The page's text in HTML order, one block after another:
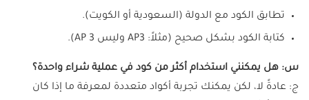
تطابق الكود مع الدولة (السعودية أو الكويت).
كتابة الكود بشكل صحيح (مثلاً: AP3 وليس AP 3).
س: هل يمكنني استخدام أكثر من كود في عملية شراء واحدة؟
ج: عادةً لا، لكن يمكنك تجربة أكواد متعددة لمعرفة ما إذا كان